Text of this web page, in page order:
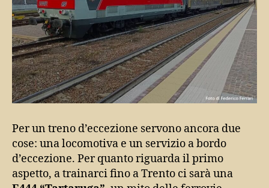
Per un treno d’eccezione servono ancora due
cose: una locomotiva e un servizio a bordo
d’eccezione. Per quanto riguarda il primo
aspetto, a trainarci fino a Trento ci sarà una